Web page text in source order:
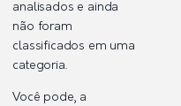
analisados e ainda
não foram
classificados em uma
categoria.
Você pode, a